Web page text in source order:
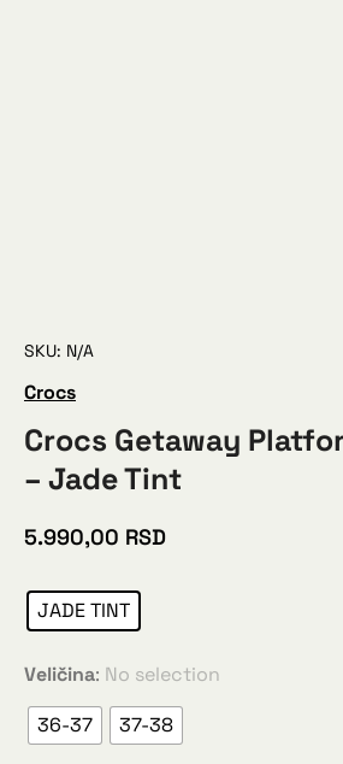
SKU: N/A
Crocs
Crocs Getaway
– Jade Tint
5.990,00 RSD
JADE TINT
Veličina: No selection
36-37 37-38